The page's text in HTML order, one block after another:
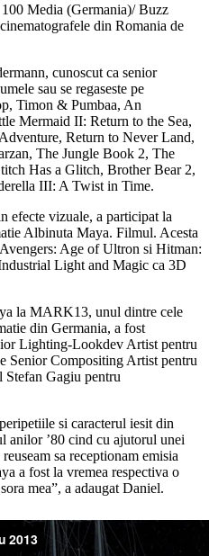
Media (Germania)/ Buzz
din Romania de
cunoscut ca senior
sau se regaseste pe
Timon & Pumbaa, An
Mermaid II: Return to the Sea,
Return to Never Land,
The Jungle Book 2, The
Has a Glitch, Brother Bear 2,
III: A Twist in Time.
efecte vizuale, a participat la
Albinuta Maya. Filmul. Acesta
Age of Ultron si Hitman:
Light and Magic ca 3D
la MARK13, unul dintre cele
din Germania, a fost
Lighting-Lookdev Artist pentru
Senior Compositing Artist pentru
Stefan Gagiu pentru
si caracterul iesit din
anilor ’80 cind cu ajutorul unei
sa receptionam emisia
a fost la vremea respectiva o
mea”, a adaugat Daniel.